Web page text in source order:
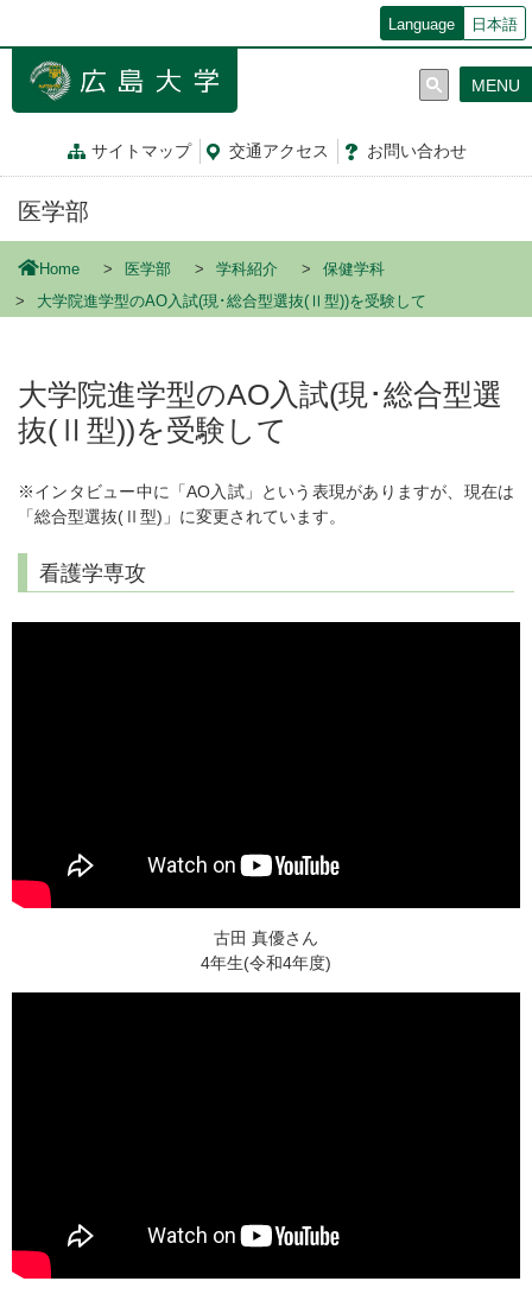
ン
Language 日本語
サイトマップ 交通アクセス お問い合わせ
MENU
医学部
Home 医学部 学科紹介
保健学科
大学院進学型のAO入試(現･総合型選抜(Ⅱ型))を受験して
大学院進学型のAO入試(現･総合型選
抜(Ⅱ型))を受験して
※インタビュー中に「AO入試」という表現がありますが、現在は
「総合型選抜(Ⅱ型)」に変更されています。
看護学専攻
古田 真優さん
4年生(令和4年度)